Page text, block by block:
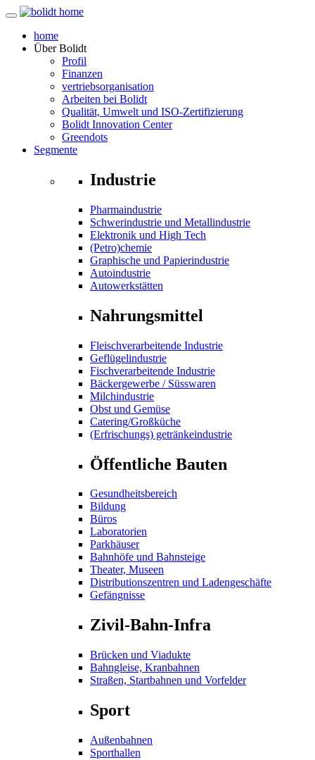
home
ÜberBolidt
Profil
Finanzen
vertriebsorganisation
Arbeiten bei Bolidt
Qualität, Umwelt und ISO-Zertifizierung
Bolidt Innovation Center
Greendots
Segmente
Industrie
Pharmaindustrie
Schwerindustrie und Metallindustrie
Elektronik und High Tech
(Petro)chemie
Graphische und Papierindustrie
Autoindustrie
Autowerkstätten
Nahrungsmittel
Fleischverarbeitende Industrie
Geflügelindustrie
Fischverarbeitende Industrie
Bäckergewerbe / Süsswaren
Milchindustrie
Obst und Gemüse
Catering/Großküche
(Erfrischungs) getränkeindustrie
Öffentliche Bauten
Gesundheitsbereich
Bildung
Büros
Laboratorien
Parkhäuser
Bahnhöfe und Bahnsteige
Theater, Museen
Distributionszentren und Ladengeschäfte
Gefängnisse
Zivil-Bahn-Infra
Brücken und Viadukte
Bahngleise, Kranbahnen
Straßen, Startbahnen und Vorfelder
Sport
Außenbahnen
Sporthallen